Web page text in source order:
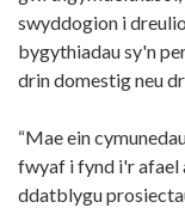
swyddogion i
bygythiadau sy'n
drin domestig neu
“Mae ein
fwyaf i fynd i'r afael
ddatblygu